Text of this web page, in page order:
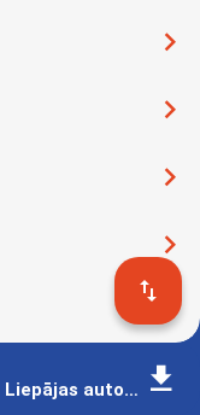
󰅂
󰅂
󰅂
󰅂
󰅂
󰅂
󰓢
5139 Autobuss - Saraksts - AS Liepājas autobusu parks
󰇚